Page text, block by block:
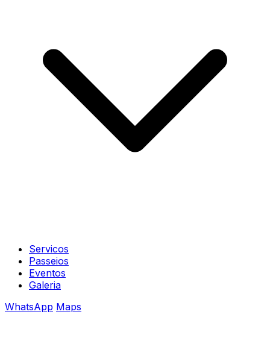
Servicos
Passeios
Eventos
Galeria
WhatsApp Maps